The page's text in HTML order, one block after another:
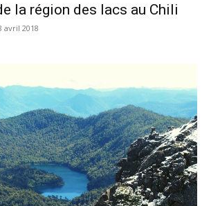
la région des lacs au Chili
avril 2018